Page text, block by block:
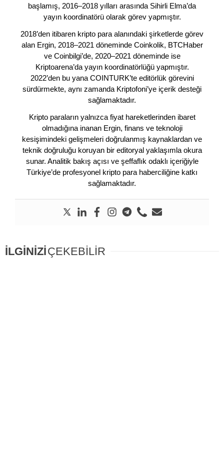
başlamış, 2016–2018 yılları arasında Sihirli Elma’da
yayın koordinatörü olarak görev yapmıştır.
2018’den itibaren kripto para alanındaki şirketlerde görev
alan Ergin, 2018–2021 döneminde Coinkolik, BTCHaber
ve Coinbilgi’de, 2020–2021 döneminde ise
Kriptoarena’da yayın koordinatörlüğü yapmıştır.
2022’den bu yana COINTURK’te editörlük görevini
sürdürmekte, aynı zamanda Kriptofoni’ye içerik desteği
sağlamaktadır.
Kripto paraların yalnızca fiyat hareketlerinden ibaret
olmadığına inanan Ergin, finans ve teknoloji
kesişimindeki gelişmeleri doğrulanmış kaynaklardan ve
teknik doğruluğu koruyan bir editoryal yaklaşımla okura
sunar. Analitik bakış açısı ve şeffaflık odaklı içeriğiyle
Türkiye’de profesyonel kripto para haberciliğine katkı
sağlamaktadır.
İLGİNİZİÇEKEBİLİR